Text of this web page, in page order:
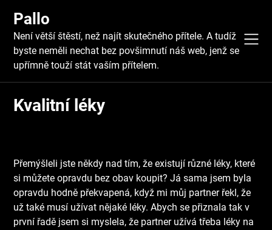
content
Pallo
Není větší štěstí, než najít skutečného přítele. A tudíž
byste neměli nechat bez povšimnutí náš web, jenž se
upřímně touží stát vaším přítelem.
Kvalitní léky
Přemýšleli jste někdy nad tím, že existují různé léky, které
si můžete opravdu bez obav koupit? Já sama jsem byla
opravdu hodně překvapená, když mi můj partner řekl, že
už také musí užívat nějaké léky. Abych se přiznala tak v
první řadě jsem si myslela, že partner užívá třeba léky na